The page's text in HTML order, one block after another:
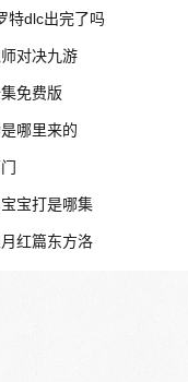
特dlc出完了吗
对决九游
免费版
哪里来的
宝打是哪集
红篇东方洛